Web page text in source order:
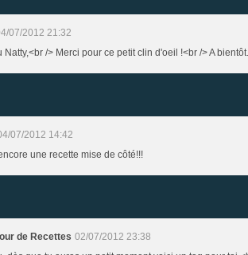
07/2012 21:32
Natty,<br /> Merci pour ce petit clin d'oeil !<br /> A bientôt.
07/2012 14:42
une recette mise de côté!!!
de Recettes 02/07/2012 23:38